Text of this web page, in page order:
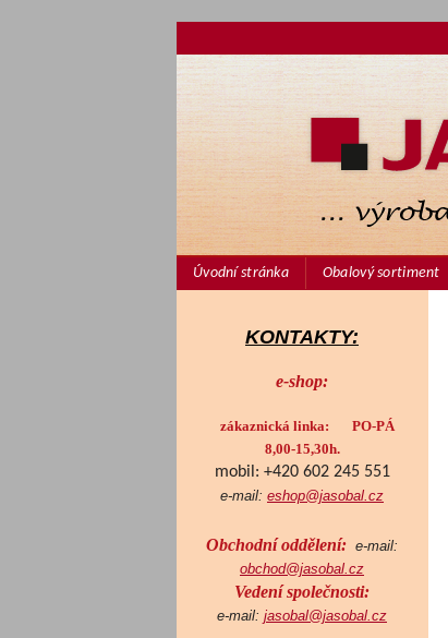
Úvodní stránka Obalový sortiment
KONTAKTY:
e-shop:
zákaznická linka: PO-PÁ
8,00-15,30h.
mobil: +420 602 245 551
e-mail: eshop@jasobal.cz
Obchodní oddělení: e-mail:
obchod@jasobal.cz
Vedení společnosti:
e-mail: jasobal@jasobal.cz